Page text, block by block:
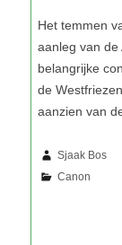
Sjaak Bos